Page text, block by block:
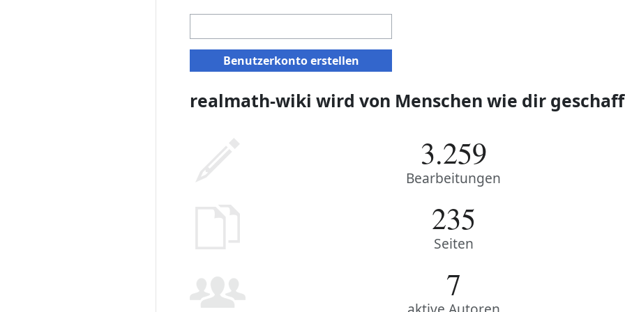
Benutzerkonto erstellen
realmath-wiki wird von Menschen wie dir
3.259
Bearbeitungen
235
Seiten
7